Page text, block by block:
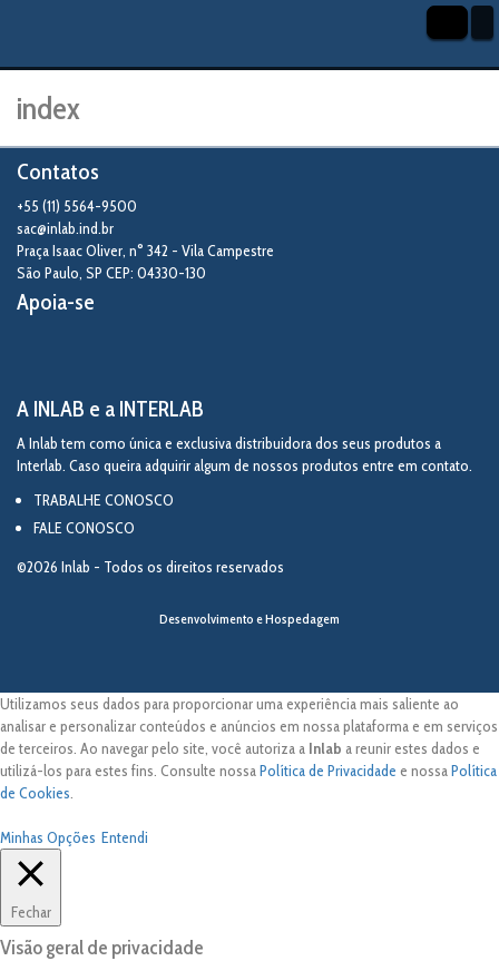
index
Contatos
+55 (11) 5564-9500
sac@inlab.ind.br
Praça Isaac Oliver, n° 342 - Vila Campestre
São Paulo SP CEP: 04330-130
Apoia-se
A INLAB e a INTERLAB
A Inlab tem como única e exclusiva distribuidora dos seus produtos a
Interlab. Caso queira adquirir algum de nossos produtos entre em contato.
TRABALHE CONOSCO
FALE CONOSCO
©2026 Inlab - Todos os direitos reservados
Desenvolvimento e Hospedagem
Utilizamos seus dados para proporcionar uma experiência mais saliente ao
analisar e personalizar conteúdos e anúncios em nossa plataforma e em serviços
de terceiros. Ao navegar pelo site, você autoriza a Inlab a reunir estes dados e
utilizá-los para estes fins. Consulte nossaPolítica de Privacidade e nossaPolítica
de Cookies
Minhas Opções Entendi
Fechar
Visão geral de privacidade